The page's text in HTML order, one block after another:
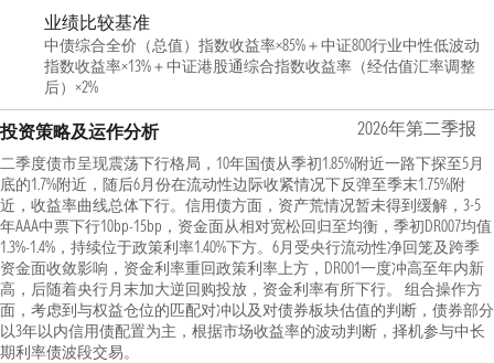
业绩比较基准
中债综合全价（总值）指数收益率×85%＋中证800行业中性低波动
指数收益率×13%＋中证港股通综合指数收益率（经估值汇率调整
后）×2%
投资策略及运作分析 2026年第二季报
二季度债市呈现震荡下行格局，10年国债从季初1.85%附近一路下探至5月
底的1.7%附近，随后6月份在流动性边际收紧情况下反弹至季末1.75%附
近，收益率曲线总体下行。信用债方面，资产荒情况暂未得到缓解，3-5
年AAA中票下行10bp-15bp，资金面从相对宽松回归至均衡，季初DR007均值
1.3%-1.4%，持续位于政策利率1.40%下方。6月受央行流动性净回笼及跨季
资金面收敛影响，资金利率重回政策利率上方，DR001一度冲高至年内新
高，后随着央行月末加大逆回购投放，资金利率有所下行。 组合操作方
面，考虑到与权益仓位的匹配对冲以及对债券板块估值的判断，债券部分
以3年以内信用债配置为主，根据市场收益率的波动判断，择机参与中长
期利率债波段交易。